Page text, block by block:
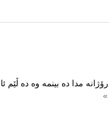
مدا ده بینمه وه ده ڵێم